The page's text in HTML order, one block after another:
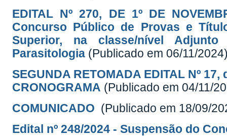
EDITAL Nº 270, DE 1º DE
Concurso Público de Provas e
Superior, na classe/nível
Parasitologia (Publicado em 06/11/
SEGUNDA RETOMADA EDITAL Nº
CRONOGRAMA (Publicado em 04/11/
COMUNICADO (Publicado em 18/09/
Edital nº 248/2024 - Suspensão do